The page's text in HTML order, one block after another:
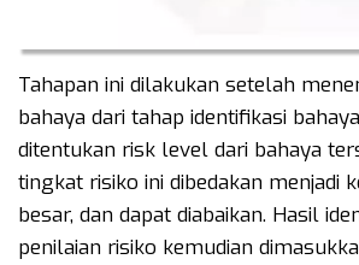
Tahapan ini dilakukan setelah
bahaya dari tahap identifikasi
ditentukan risk level dari bahaya
tingkat risiko ini dibedakan menjadi
besar, dan dapat diabaikan. Hasil
penilaian risiko kemudian